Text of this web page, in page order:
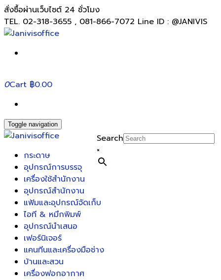
สั่งซื้อผ่านเว็บไซต์ 24 ชั่วโมง
TEL. 02-318-3655 , 081-866-7072 Line ID : @JANIVIS
0Cart ฿0.00
Toggle navigation
Search
×
กระดาษ
อุปกรณ์การบรรจุ
เครื่องใช้สำนักงาน
อุปกรณ์สำนักงาน
แฟ้มและอุปกรณ์จัดเก็บ
ไอที & หมึกพิมพ์
อุปกรณ์นำเสนอ
เฟอร์นิเจอร์
แคนทีนและเครื่องมือช่าง
บ้านและสวน
เครื่องฟอกอากาศ